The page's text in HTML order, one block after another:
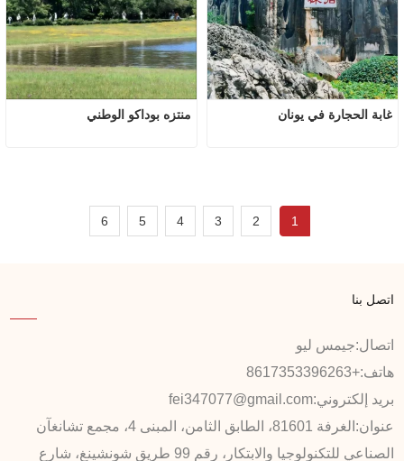
منتزه بوداكو الوطني غابة الحجارة في يونان
1
2
3
4
5
6
اتصل بنا
اتصال:جيمس ليو
هاتف:+8617353396263
بريد إلكتروني:fei347077@gmail.com
عنوان:
الغرفة 81601، الطابق الثامن، المبنى 4، مجمع تشانغآن
الصناعي للتكنولوجيا والابتكار، رقم 99 طريق شونشينغ، شارع